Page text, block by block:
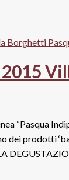
“Pasqua
dei prodotti